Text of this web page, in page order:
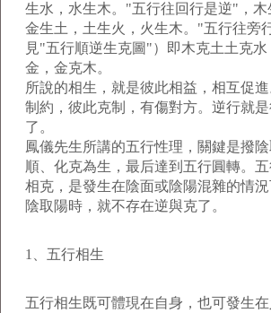
生水，水生木。"五行往回行是逆"，木
金生土，土生火，火生木。"五行往旁
見"五行順逆生克圖"）即木克土土克
金，金克木。
所說的相生，就是彼此相益，相互促
制約，彼此克制，有傷對方。逆行就
了。
鳳儀先生所講的五行性理，關鍵是撥
順、化克為生，最后達到五行圓轉。
相克，是發生在陰面或陰陽混雜的情
陰取陽時，就不存在逆與克了。
1、五行相生
五行相生既可體現在自身，也可發生在